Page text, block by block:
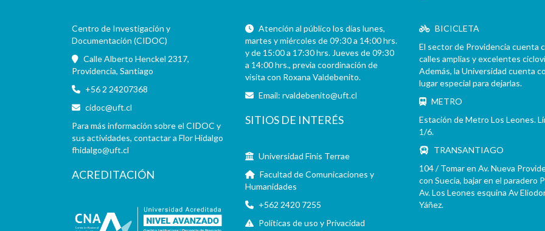
Centro de Investigación y
Documentación (CIDOC)
Calle Alberto Henckel 2317,
Providencia, Santiago
+56 2 24207368
cidoc@uft.cl
Para más información sobre el CIDOC y
sus actividades, contactar a Flor Hidalgo
fhidalgo@uft.cl
ACREDITACIÓN
Atención al público los días lunes,
martes y miércoles de 09:30 a 14:00 hrs.
y de 15:00 a 17:30 hrs. Jueves de 09:30
a 14:00 hrs., previa coordinación de
visita con Roxana Valdebenito.
Email:rvaldebenito@uft.cl
SITIOS DE INTERÉS
Universidad Finis Terrae
Facultad de Comunicaciones y
Humanidades
+562 2420 7255
Políticas de uso y Privacidad
BICICLETA
El sector de Providencia cuenta
calles amplias y excelentes
Además, la Universidad cuenta
lugar especial para dejarlas.
METRO
Estación de Metro Los Leones.
1/6.
TRANSANTIAGO
104 / Tomar en Av. Nueva
con Suecia, bajar en el paradero
Av. Los Leones esquina Av
Yáñez.